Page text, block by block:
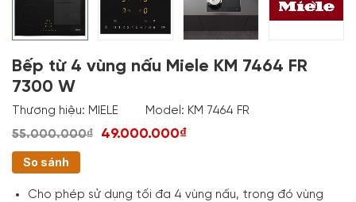
Bếp từ 4 vùng nấu Miele KM 7464 FR
7300 W
Thương hiệu: MIELE Model: KM 7464 FR
55.000.000₫ 49.000.000₫
So sánh
Cho phép sử dụng tối đa 4 vùng nấu, trong đó vùng